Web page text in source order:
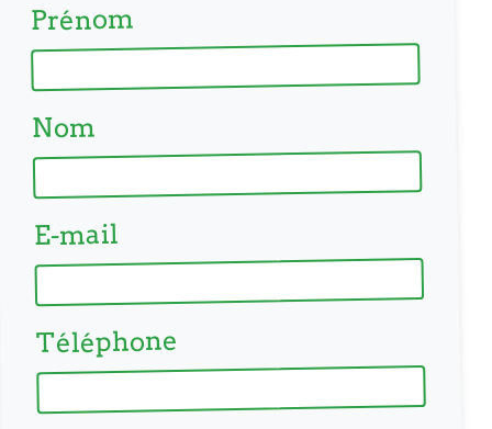
Prénom
Nom
E-mail
Téléphone